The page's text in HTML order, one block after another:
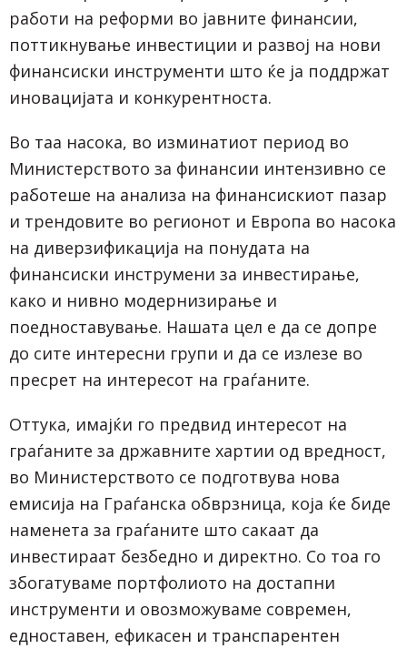
работи на реформи во јавните финансии,
поттикнување инвестиции и развој на нови
финансиски инструменти што ќе ја поддржат
иновацијата и конкурентноста.
Во таа насока, во изминатиот период во
Министерството за финансии интензивно се
работеше на анализа на финансискиот пазар
и трендовите во регионот и Европа во насока
на диверзификација на понудата на
финансиски инструмени за инвестирање,
како и нивно модернизирање и
поедноставување. Нашата цел е да се допре
до сите интересни групи и да се излезе во
пресрет на интересот на граѓаните.
Оттука, имајќи го предвид интересот на
граѓаните за државните хартии од вредност,
во Министерството се подготвува нова
емисија на Граѓанска обврзница, која ќе биде
наменета за граѓаните што сакаат да
инвестираат безбедно и директно. Со тоа го
збогатуваме портфолиото на достапни
инструменти и овозможуваме современ,
едноставен, ефикасен и транспарентен